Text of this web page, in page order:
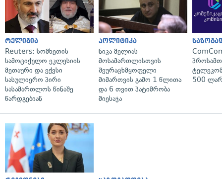
რელიგია
Reuters: სომხეთის
სამოციქულო ეკლესიის
მეთაური და ექვსი
სასულიერო პირი
სასამართლოს წინაშე
წარდგებიან
პოლიტიკა
ნიკა მელიას
მოსამართლისთვის
შეურაცხმყოფელი
მიმართვის გამო 1 წლითა
და 6 თვით პატიმრობა
მიესაჯა
500